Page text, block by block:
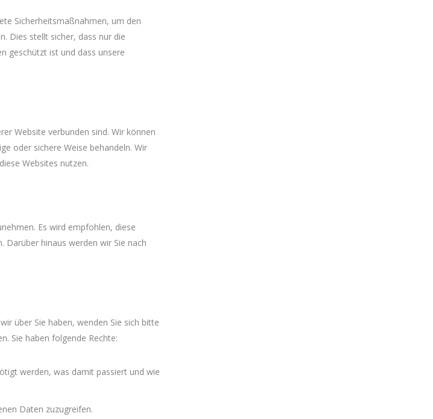
Sicherheitsmaßnahmen, um den
Dies stellt sicher, dass nur die
geschützt ist und dass unsere
Website verbunden sind. Wir können
oder sichere Weise behandeln. Wir
Websites nutzen.
Es wird empfohlen, diese
Darüber hinaus werden wir Sie nach
über Sie haben, wenden Sie sich bitte
Sie haben folgende Rechte:
werden, was damit passiert und wie
Daten zuzugreifen.